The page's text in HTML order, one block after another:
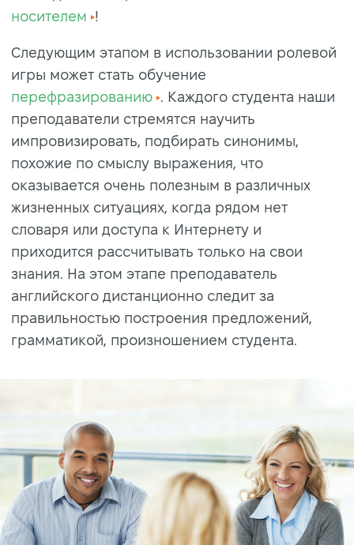
носителем
!
Следующим этапом в использовании ролевой
игры может стать обучение
перефразированию . Каждого студента наши
преподаватели стремятся научить
импровизировать, подбирать синонимы,
похожие по смыслу выражения, что
оказывается очень полезным в различных
жизненных ситуациях, когда рядом нет
словаря или доступа к Интернету и
приходится рассчитывать только на свои
знания. На этом этапе преподаватель
английского дистанционно следит за
правильностью построения предложений,
грамматикой, произношением студента.